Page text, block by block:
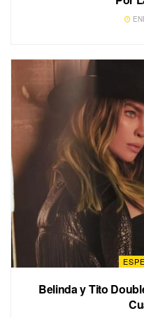
Belinda y Tito